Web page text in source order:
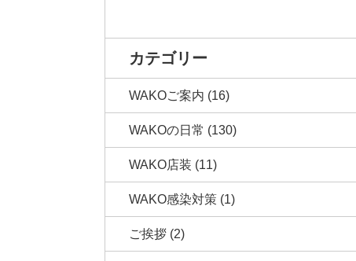
カテゴリー
WAKOご案内 (16)
WAKOの日常 (130)
WAKO店装 (11)
WAKO感染対策 (1)
ご挨拶 (2)